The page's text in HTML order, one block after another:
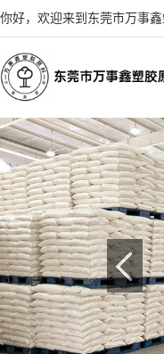
你好，欢迎来到东莞市万事鑫